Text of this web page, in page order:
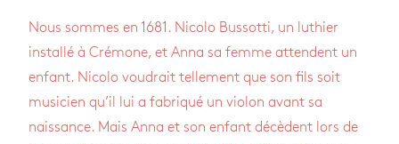
Nous sommes en 1681. Nicolo Bussotti, un luthier
installé à Crémone, et Anna sa femme attendent un
enfant. Nicolo voudrait tellement que son fils soit
musicien qu’il lui a fabriqué un violon avant sa
naissance. Mais Anna et son enfant décèdent lors de